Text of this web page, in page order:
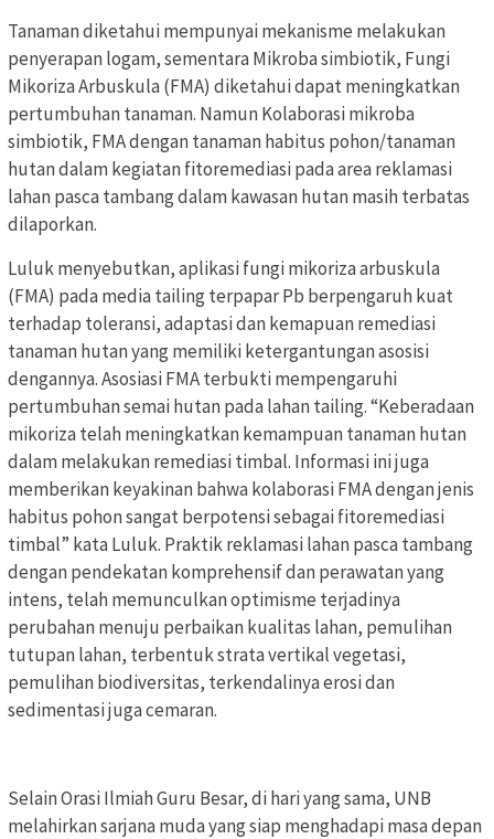
Tanaman diketahui mempunyai mekanisme melakukan
penyerapan logam, sementara Mikroba simbiotik, Fungi
Mikoriza Arbuskula (FMA) diketahui dapat meningkatkan
pertumbuhan tanaman. Namun Kolaborasi mikroba
simbiotik, FMA dengan tanaman habitus pohon/tanaman
hutan dalam kegiatan fitoremediasi pada area reklamasi
lahan pasca tambang dalam kawasan hutan masih terbatas
dilaporkan.
Luluk menyebutkan, aplikasi fungi mikoriza arbuskula
(FMA) pada media tailing terpapar Pb berpengaruh kuat
terhadap toleransi, adaptasi dan kemapuan remediasi
tanaman hutan yang memiliki ketergantungan asosisi
dengannya. Asosiasi FMA terbukti mempengaruhi
pertumbuhan semai hutan pada lahan tailing. “Keberadaan
mikoriza telah meningkatkan kemampuan tanaman hutan
dalam melakukan remediasi timbal. Informasi ini juga
memberikan keyakinan bahwa kolaborasi FMA dengan jenis
habitus pohon sangat berpotensi sebagai fitoremediasi
timbal” kata Luluk. Praktik reklamasi lahan pasca tambang
dengan pendekatan komprehensif dan perawatan yang
intens, telah memunculkan optimisme terjadinya
perubahan menuju perbaikan kualitas lahan, pemulihan
tutupan lahan, terbentuk strata vertikal vegetasi,
pemulihan biodiversitas, terkendalinya erosi dan
sedimentasi juga cemaran.
Selain Orasi Ilmiah Guru Besar, di hari yang sama, UNB
melahirkan sarjana muda yang siap menghadapi masa depan